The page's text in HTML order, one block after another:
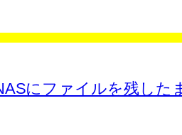
にファイルを残した